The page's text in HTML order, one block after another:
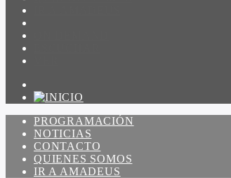
PROGRAMACIÓN
NOTICIAS
CONTACTO
QUIENES SOMOS
IR A AMADEUS